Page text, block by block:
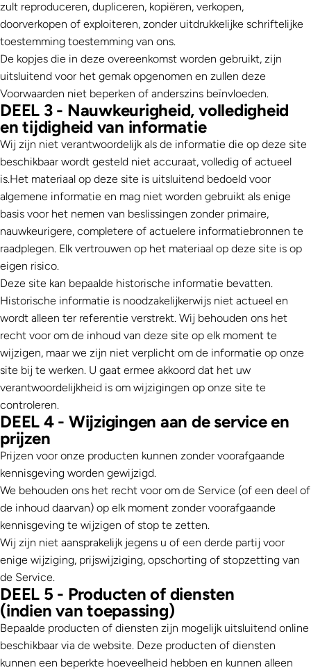
zult reproduceren, dupliceren, kopiëren, verkopen,
doorverkopen of exploiteren, zonder uitdrukkelijke schriftelijke
toestemming toestemming van ons.
De kopjes die in deze overeenkomst worden gebruikt, zijn
uitsluitend voor het gemak opgenomen en zullen deze
Voorwaarden niet beperken of anderszins beïnvloeden.
DEEL 3 - Nauwkeurigheid, volledigheid
en tijdigheid van informatie
Wij zijn niet verantwoordelijk als de informatie die op deze site
beschikbaar wordt gesteld niet accuraat, volledig of actueel
is.Het materiaal op deze site is uitsluitend bedoeld voor
algemene informatie en mag niet worden gebruikt als enige
basis voor het nemen van beslissingen zonder primaire,
nauwkeurigere, completere of actuelere informatiebronnen te
raadplegen. Elk vertrouwen op het materiaal op deze site is op
eigen risico.
Deze site kan bepaalde historische informatie bevatten.
Historische informatie is noodzakelijkerwijs niet actueel en
wordt alleen ter referentie verstrekt. Wij behouden ons het
recht voor om de inhoud van deze site op elk moment te
wijzigen, maar we zijn niet verplicht om de informatie op onze
site bij te werken. U gaat ermee akkoord dat het uw
verantwoordelijkheid is om wijzigingen op onze site te
controleren.
DEEL 4 - Wijzigingen aan de service en
prijzen
Prijzen voor onze producten kunnen zonder voorafgaande
kennisgeving worden gewijzigd.
We behouden ons het recht voor om de Service (of een deel of
de inhoud daarvan) op elk moment zonder voorafgaande
kennisgeving te wijzigen of stop te zetten.
Wij zijn niet aansprakelijk jegens u of een derde partij voor
enige wijziging, prijswijziging, opschorting of stopzetting van
de Service.
DEEL 5 - Producten of diensten
(indien van toepassing)
Bepaalde producten of diensten zijn mogelijk uitsluitend online
beschikbaar via de website. Deze producten of diensten
kunnen een beperkte hoeveelheid hebben en kunnen alleen